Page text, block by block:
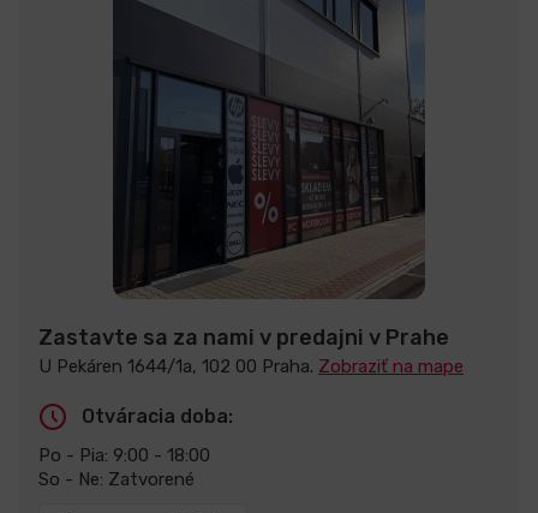
Zastavte sa za nami v predajni v Prahe
U Pekáren 1644/1a, 102 00 Praha. Zobraziť na mape
Otváracia doba:
Po - Pia: 9:00 - 18:00
So - Ne: Zatvorené